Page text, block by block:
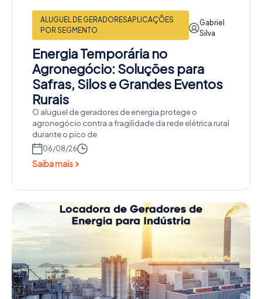
ALUGUEL DE GERADORESAPLICAÇÕES
POR SEGMENTO
Gabriel
Silva
Energia Temporária no
Agronegócio: Soluções para
Safras, Silos e Grandes Eventos
Rurais
O aluguel de geradores de energia protege o
agronegócio contra a fragilidade da rede elétrica rural
durante o pico de
06/08/26
Saiba mais